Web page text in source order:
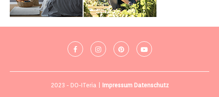
2023 - DO-ITeria | Impressum Datenschutz